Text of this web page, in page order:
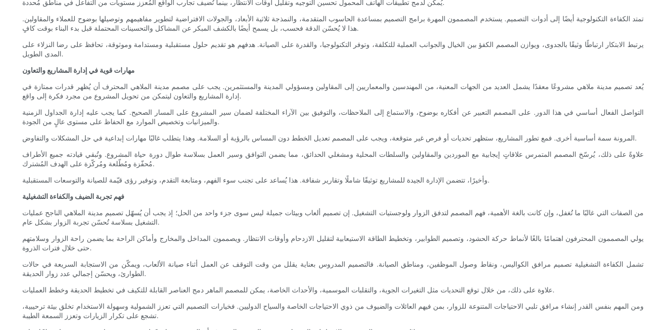
يُمكن لدمج تطبيقات الهاتف المحمول تحسين التوجيه وتقليل أوقات الانتظار، بينما تُضيف تجارب الواقع المُعزز مستويات من التفاعل في مناطق مُحددة.
تمتد الكفاءة التكنولوجية أيضًا إلى أدوات التصميم. يستخدم المصممون المهرة برامج التصميم بمساعدة الحاسوب المتقدمة، والنمذجة ثلاثية الأبعاد، والجولات الافتراضية لتطوير مفاهيمهم وتوصيلها بوضوح للعملاء والمقاولين.
هذا لا يُحسّن الدقة فحسب، بل يسمح أيضًا بالكشف المبكر عن المشاكل والتحسينات المحتملة قبل بدء البناء بوقت كافٍ.
يرتبط الابتكار ارتباطًا وثيقًا بالجدوى، ويوازن المصمم الكفؤ بين الخيال والجوانب العملية للتكلفة، وتوفر التكنولوجيا، والقدرة على الصيانة. هدفهم هو تقديم حلول مستقبلية ومستدامة وموثوقة، تحافظ على رضا النزلاء على
المدى الطويل.
مهارات قوية في إدارة المشاريع والتعاون
يُعد تصميم مدينة ملاهي مشروعًا معقدًا يشمل العديد من الجهات المعنية، من المهندسين والمعماريين إلى المقاولين ومسؤولي المدينة والمستثمرين. يجب على مصمم مدينة الملاهي المحترف أن يُظهر قدرات ممتازة في
إدارة المشاريع والتعاون ليتمكن من تحويل المشروع من مجرد فكرة إلى واقع.
التواصل الفعال أساسي في هذا الدور. على المصمم التعبير عن أفكاره بوضوح، والاستماع إلى الملاحظات، والتوفيق بين الآراء المختلفة لضمان سير المشروع على المسار الصحيح. كما يجب عليه إدارة الجداول الزمنية
والميزانيات وتخصيص الموارد مع الحفاظ على مستوى عالٍ من الجودة.
المرونة سمة أساسية أخرى. فمع تطور المشاريع، ستظهر تحديات أو فرص غير متوقعة، ويجب على المصمم تعديل الخطط دون المساس بالرؤية أو السلامة. وهذا يتطلب غالبًا مهارات إبداعية في حل المشكلات والتفاوض.
علاوةً على ذلك، يُرسّخ المصمم المتمرس علاقاتٍ إيجابية مع الموردين والمقاولين والسلطات المحلية ومشغلي الحدائق، مما يضمن التوافق وسير العمل بسلاسة طوال دورة حياة المشروع. وتُبقي قيادته جميع الأطراف
مُحفّزة ومُطّلعة ومُركّزة على الهدف المُشترك.
وأخيرًا، تتضمن الإدارة الجيدة للمشاريع توثيقًا شاملًا وتقارير شفافة. هذا يُساعد على تجنب سوء الفهم، ومتابعة التقدم، وتوفير رؤى قيّمة للصيانة والتوسعات المستقبلية.
فهم تجربة الضيف والكفاءة التشغيلية
من الصفات التي غالبًا ما تُغفل، وإن كانت بالغة الأهمية، فهم المصمم لتدفق الزوار ولوجستيات التشغيل. إن تصميم ألعاب وبيئات جميلة ليس سوى جزء واحد من الحل؛ إذ يجب أن يُسهّل تصميم مدينة الملاهي الناجح عمليات
التشغيل بسلاسة تُحسّن تجربة الزوار بشكل عام.
يولي المصممون المحترفون اهتمامًا بالغًا لأنماط حركة الحشود، وتصميم الطوابير، وتخطيط الطاقة الاستيعابية لتقليل الازدحام وأوقات الانتظار. ويصممون المداخل والمخارج وأماكن الراحة بما يضمن راحة الزوار وسلامتهم
حتى خلال فترات الذروة.
تشمل الكفاءة التشغيلية تصميم مرافق الكواليس، ونقاط وصول الموظفين، ومناطق الصيانة. فالتصميم المدروس بعناية يقلل من وقت التوقف عن العمل أثناء صيانة الألعاب، ويمكّن من الاستجابة السريعة في حالات
الطوارئ، ويحسّن إجمالي عدد زوار الحديقة.
علاوة على ذلك، من خلال توقع التحديات مثل التغيرات الجوية، والتقلبات الموسمية، والأحداث الخاصة، يمكن للمصمم الماهر دمج العناصر القابلة للتكيف في تخطيط الحديقة وخطط العمليات.
ومن المهم بنفس القدر إنشاء مرافق تلبي الاحتياجات المتنوعة للزوار، بمن فيهم العائلات والضيوف من ذوي الاحتياجات الخاصة والسياح الدوليين. فخيارات التصميم التي تعزز الشمولية وسهولة الاستخدام تخلق بيئة ترحيبية،
تشجع على تكرار الزيارات وتعزز السمعة الطيبة.